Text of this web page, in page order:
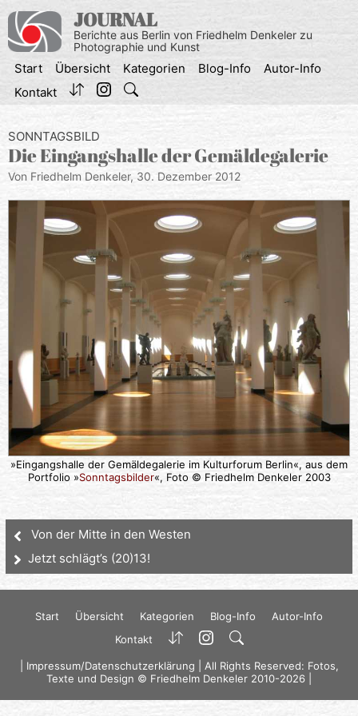
Inhalt
springen
JOURNAL
Berichte aus Berlin von Friedhelm Denkeler zu
Photographie und Kunst
Start Übersicht Kategorien Blog-Info
Autor-Info
Kontakt
SONNTAGSBILD
Die Eingangshalle der Gemäldegalerie
Von Friedhelm Denkeler, 30. Dezember 2012
»Eingangshalle der Gemäldegalerie im Kulturforum Berlin«, aus dem
Portfolio »Sonntagsbilder«, Foto © Friedhelm Denkeler 2003
Von der Mitte in den Westen
Jetzt schlägt’s (20)13!
Start Übersicht Kategorien Blog-Info
Autor-Info
Kontakt
Impressum/Datenschutzerklärung | All Rights Reserved: Fotos,
Texte und Design © Friedhelm Denkeler 2010-2026 |